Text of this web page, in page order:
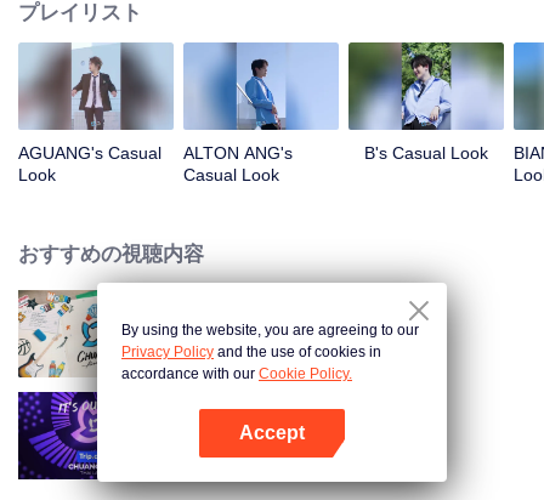
プレイリスト
AGUANG's Casual
Look
ALTON ANG's
Casual Look
B's Casual Look
おすすめの視聴内容
CHUANG ASIA S2
CHUANG ASIA
By using the website, you are agreeing to our
Privacy Policy and the use of cookies in
accordance with our Cookie Policy.
Accept